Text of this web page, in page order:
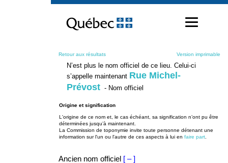
contenu
Retour aux résultats Version imprimable
N’est plus le nom officiel de ce lieu. Celui-ci
s’appelle maintenant Rue Michel-
Prévost - Nom officiel
Origine et signification
L'origine de ce nom et, le cas échéant, sa signification n’ont pu être
déterminées jusqu’à maintenant.
La Commission de toponymie invite toute personne détenant une
information sur l'un ou l'autre de ces aspects à lui en faire part
Ancien nom officiel [ – ]